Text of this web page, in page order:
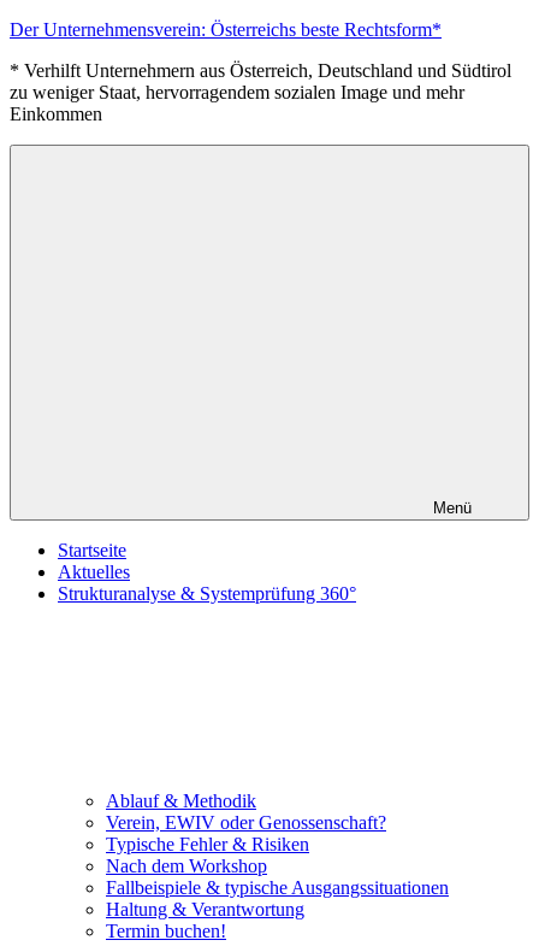
Zum
springen
Der Unternehmensverein: Österreichs beste Rechtsform*
* Verhilft Unternehmern aus Österreich, Deutschland und Südtirol
zu weniger Staat, hervorragendem sozialen Image und mehr
Einkommen
Menü
Startseite
Aktuelles
Strukturanalyse & Systemprüfung 360°
Ablauf & Methodik
Verein, EWIV oder Genossenschaft?
Typische Fehler & Risiken
Nach dem Workshop
Fallbeispiele & typische Ausgangssituationen
Haltung & Verantwortung
Termin buchen!